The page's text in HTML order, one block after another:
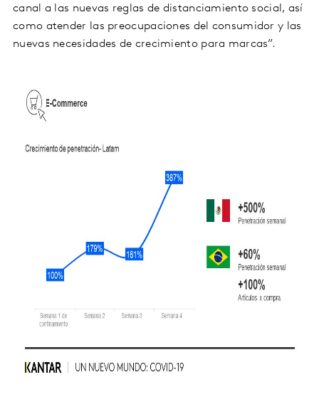
canal a las nuevas reglas de distanciamiento social, así
como atender las preocupaciones del consumidor y las
nuevas necesidades de crecimiento para marcas”.